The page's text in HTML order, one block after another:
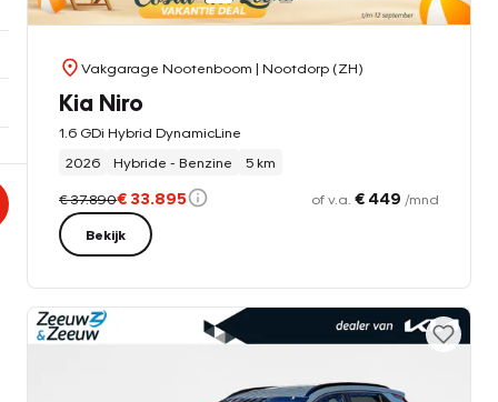
Vakgarage Nootenboom | Nootdorp (ZH)
Kia Niro
1.6 GDi Hybrid DynamicLine
2026
Hybride - Benzine 5 km
€ 37.890€ 33.895 of v.a. € 449 /mnd
Bekijk